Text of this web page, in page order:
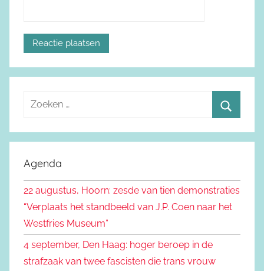
e
e
n
r
:
o
e
n
Agenda
22 augustus, Hoorn: zesde van tien demonstraties
“Verplaats het standbeeld van J.P. Coen naar het
Westfries Museum”
4 september, Den Haag: hoger beroep in de
strafzaak van twee fascisten die trans vrouw